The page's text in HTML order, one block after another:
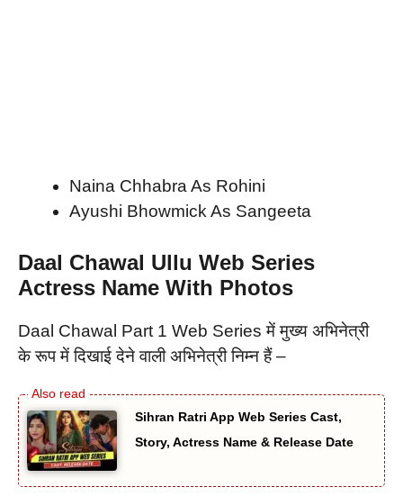
Naina Chhabra As Rohini
Ayushi Bhowmick As Sangeeta
Daal Chawal Ullu Web Series
Actress Name With Photos
Daal Chawal Part 1 Web Series में मुख्य अभिनेत्री
के रूप में दिखाई देने वाली अभिनेत्री निम्न हैं –
Sihran Ratri App Web Series Cast,
Story, Actress Name & Release Date